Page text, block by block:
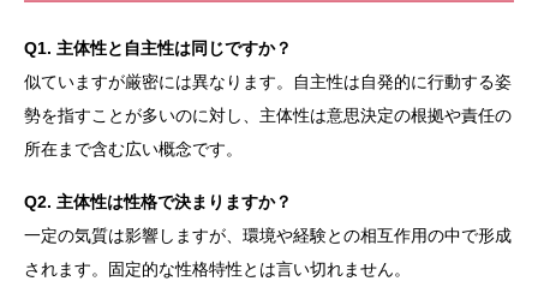
Q1. 主体性と自主性は同じですか？
似ていますが厳密には異なります。自主性は自発的に行動する姿
勢を指すことが多いのに対し、主体性は意思決定の根拠や責任の
所在まで含む広い概念です。
Q2. 主体性は性格で決まりますか？
一定の気質は影響しますが、環境や経験との相互作用の中で形成
されます。固定的な性格特性とは言い切れません。